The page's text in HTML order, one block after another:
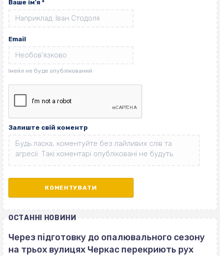
Ваше ім'я *
Email
Залиште свій коментр
ОСТАННІ НОВИНИ
Через підготовку до опалювального сезону
на трьох вулицях Черкас перекриють рух